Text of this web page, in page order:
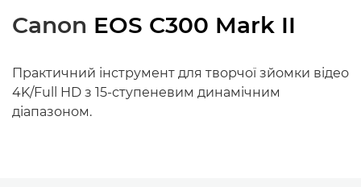
Canon EOS C300 Mark II
Практичний інструмент для творчої зйомки відео
4K/Full HD з 15-ступеневим динамічним
діапазоном.